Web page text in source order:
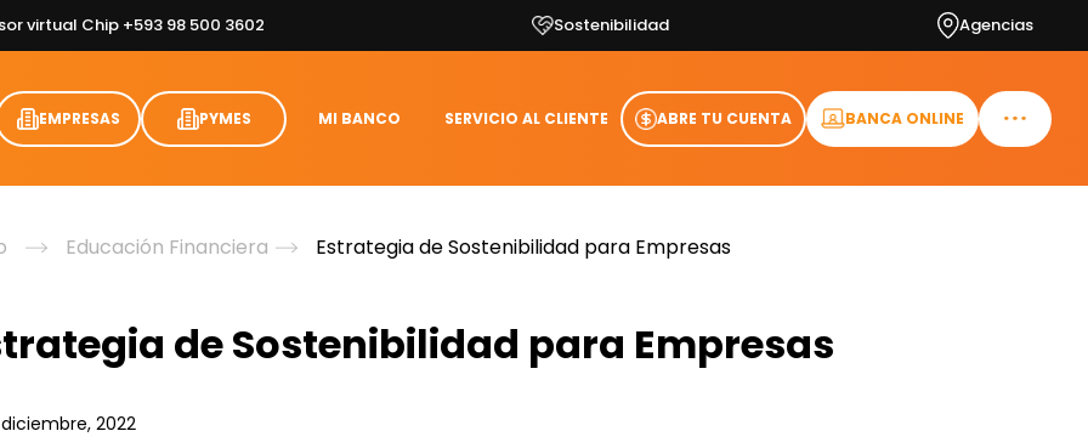
virtual Chip +593 98 500 3602 Sostenibilidad Agencias
EMPRESAS PYMES MI BANCO SERVICIO AL CLIENTE ABRE TU CUENTA BANCA ONLINE
Educación Financiera Estrategia de Sostenibilidad para Empresas
de Sostenibilidad para Empresas
2022